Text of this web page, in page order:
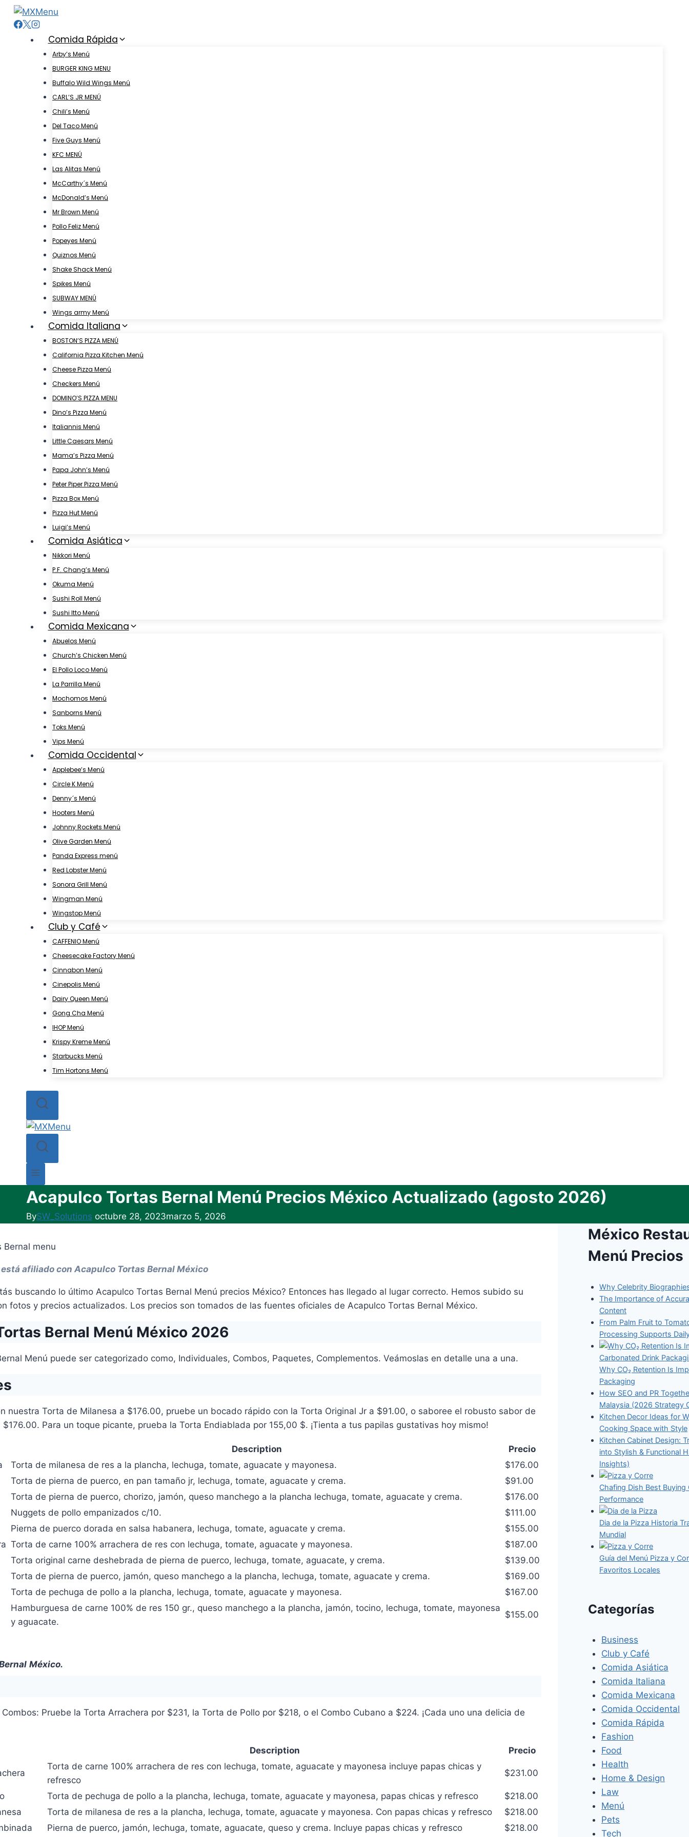
Skip
Comida Rápida
Arby’s Menú
BURGER KING MENU
Buffalo Wild Wings Menú
CARL’S JR MENÚ
Chili’s Menú
Del Taco Menú
Five Guys Menú
KFC MENÚ
Las Alitas Menú
McCarthy´s Menú
McDonald’s Menú
Mr Brown Menú
Pollo Feliz Menú
Popeyes Menú
Quiznos Menú
Shake Shack Menú
Spikes Menú
SUBWAY MENÚ
Wings army Menú
Comida Italiana
BOSTON’S PIZZA MENÚ
California Pizza Kitchen Menú
Cheese Pizza Menú
Checkers Menú
DOMINO’S PIZZA MENU
Dino’s Pizza Menú
Italiannis Menú
Little Caesars Menú
Mama’s Pizza Menú
Papa John’s Menú
Peter Piper Pizza Menú
Pizza Box Menú
Pizza Hut Menú
Luigi’s Menú
Comida Asiática
Nikkori Menú
P.F. Chang’s Menú
Okuma Menú
Sushi Roll Menú
Sushi Itto Menú
Comida Mexicana
Abuelos Menú
Church’s Chicken Menú
El Pollo Loco Menú
La Parrilla Menú
Mochomos Menú
Sanborns Menú
Toks Menú
Vips Menú
Comida Occidental
Applebee’s Menú
Circle K Menú
Denny´s Menú
Hooters Menú
Johnny Rockets Menú
Olive Garden Menú
Panda Express menú
Red Lobster Menú
Sonora Grill Menú
Wingman Menú
Wingstop Menú
Club y Café
CAFFENIO Menú
Cheesecake Factory Menú
Cinnabon Menú
Cinepolis Menú
Dairy Queen Menú
Gong Cha Menú
IHOP Menú
Krispy Kreme Menú
Starbucks Menú
Tim Hortons Menú
Acapulco Tortas Bernal Menú Precios México Actualizado (agosto 2026)
BySW_Solutions octubre 28, 2023marzo 5, 2026
afiliado con Acapulco Tortas Bernal México
buscando lo último Acapulco Tortas Bernal Menú precios México? Entonces has llegado al lugar correcto. Hemos subido su
fotos y precios actualizados. Los precios son tomados de las fuentes oficiales de Acapulco Tortas Bernal México.
Bernal Menú México 2026
Menú puede ser categorizado como, Individuales, Combos, Paquetes, Complementos. Veámoslas en detalle una a una.
nuestra Torta de Milanesa a $176.00, pruebe un bocado rápido con la Torta Original Jr a $91.00, o saboree el robusto sabor de
Para un toque picante, prueba la Torta Endiablada por 155,00 $. ¡Tienta a tus papilas gustativas hoy mismo!
Description
Precio
Torta de milanesa de res a la plancha, lechuga, tomate, aguacate y mayonesa.
$176.00
Torta de pierna de puerco, en pan tamaño jr, lechuga, tomate, aguacate y crema.
$91.00
Torta de pierna de puerco, chorizo, jamón, queso manchego a la plancha lechuga, tomate, aguacate y crema.
$176.00
Nuggets de pollo empanizados c/10.
$111.00
Pierna de puerco dorada en salsa habanera, lechuga, tomate, aguacate y crema.
$155.00
Torta de carne 100% arrachera de res con lechuga, tomate, aguacate y mayonesa.
$187.00
Torta original carne deshebrada de pierna de puerco, lechuga, tomate, aguacate, y crema.
$139.00
Torta de pierna de puerco, jamón, queso manchego a la plancha, lechuga, tomate, aguacate y crema.
$169.00
Torta de pechuga de pollo a la plancha, lechuga, tomate, aguacate y mayonesa.
$167.00
Hamburguesa de carne 100% de res 150 gr., queso manchego a la plancha, jamón, tocino, lechuga, tomate, mayonesa
y aguacate.
$155.00
México.
Pruebe la Torta Arrachera por $231, la Torta de Pollo por $218, o el Combo Cubano a $224. ¡Cada uno una delicia de
Description Precio
Torta de carne 100% arrachera de res con lechuga, tomate, aguacate y mayonesa incluye papas chicas y
refresco
$231.00
Torta de pechuga de pollo a la plancha, lechuga, tomate, aguacate y mayonesa, papas chicas y refresco
$218.00
Torta de milanesa de res a la plancha, lechuga, tomate, aguacate y mayonesa. Con papas chicas y refresco
$218.00
Pierna de puerco, jamón, lechuga, tomate, aguacate, queso y crema. Incluye papas chicas y refresco $218.00
México
Menú Precios
Why Celebrity
The Importance of
Content
From Palm Fruit to
Processing Supports
Why CO₂ Retention Is
Packaging
How SEO and PR
Malaysia (2026 Strategy
Kitchen Decor Ideas for
Cooking Space with Style
Kitchen Cabinet Design:
into Stylish & Functional
Insights)
Chafing Dish Best
Performance
Dia de la Pizza Historia
Mundial
Guía del Menú Pizza y
Favoritos Locales
Categorías
Business
Club y Café
Comida Asiática
Comida Italiana
Comida Mexicana
Comida Occidental
Comida Rápida
Fashion
Food
Health
Home & Design
Law
Menú
Pets
Tech